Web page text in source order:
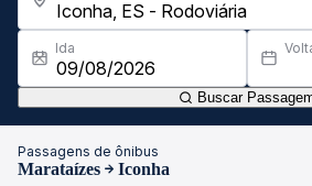
Ida
Buscar
Passagens de ônibus
Marataízes Iconha